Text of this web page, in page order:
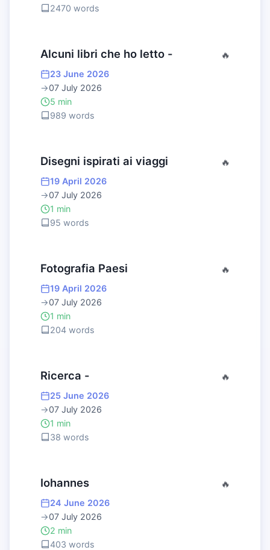
2470 words
Alcuni libri che ho letto - 🔥
23 June 2026
→07 July 2026
5 min
989 words
Disegni ispirati ai viaggi 🔥
19 April 2026
→07 July 2026
1 min
95 words
Fotografia Paesi 🔥
19 April 2026
→07 July 2026
1 min
204 words
Ricerca - 🔥
25 June 2026
→07 July 2026
1 min
38 words
Iohannes 🔥
24 June 2026
→07 July 2026
2 min
403 words